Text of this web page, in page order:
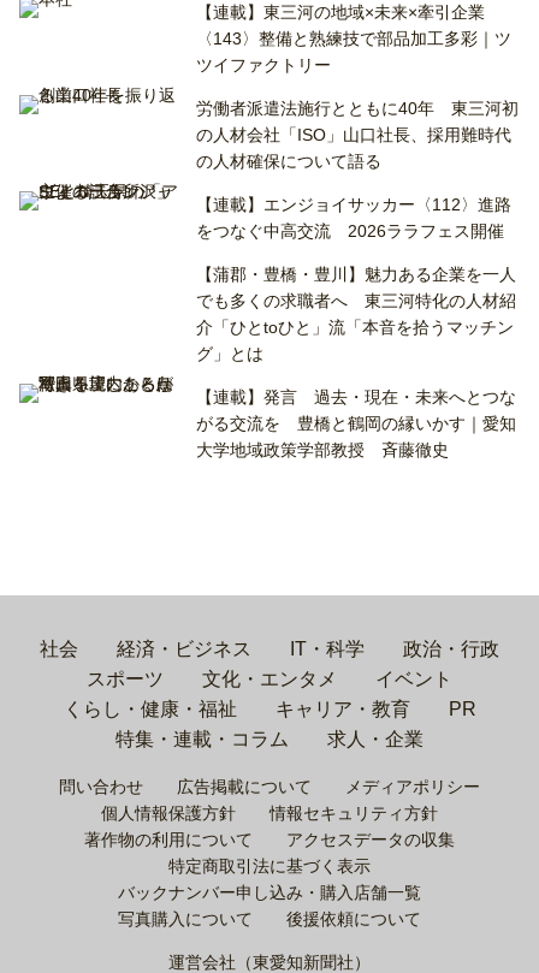
【連載】東三河の地域×未来×牽引企業
〈143〉整備と熟練技で部品加工多彩｜ツ
ツイファクトリー
労働者派遣法施行とともに40年 東三河初
の人材会社「ISO」山口社長、採用難時代
の人材確保について語る
【連載】エンジョイサッカー〈112〉進路
をつなぐ中高交流 2026ララフェス開催
【蒲郡・豊橋・豊川】魅力ある企業を一人
でも多くの求職者へ 東三河特化の人材紹
介「ひとtoひと」流「本音を拾うマッチン
グ」とは
【連載】発言 過去・現在・未来へとつな
がる交流を 豊橋と鶴岡の縁いかす｜愛知
大学地域政策学部教授 斉藤徹史
社会 経済・ビジネス IT・科学
政治・行政
スポーツ
文化・エンタメ
イベント
くらし・健康・福祉
キャリア・教育
PR
特集・連載・コラム
求人・企業
問い合わせ 広告掲載について
メディアポリシー
個人情報保護方針
情報セキュリティ方針
著作物の利用について
アクセスデータの収集
特定商取引法に基づく表示
バックナンバー申し込み・購入店舗一覧
写真購入について
後援依頼について
運営会社（東愛知新聞社）